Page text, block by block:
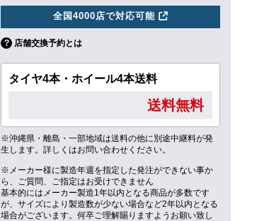
全国4000店で対応可能
店舗交換予約とは
タイヤ4本・ホイール4本送料
送料無料
※沖縄県・離島・一部地域は送料の他に別途中継料が発
生します。詳しくはお問い合わせください。
※メーカー様に製造年週を指定した発注ができない事か
ら、ご質問、ご指定はお受けできません
基本的にはメーカー製造1年以内となる商品が多数です
が、サイズにより製造数が少ない場合など2年以内となる
場合がございます。何卒ご理解賜りますようお願い致し